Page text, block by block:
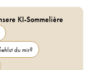
KI-Sommelière
du mir?